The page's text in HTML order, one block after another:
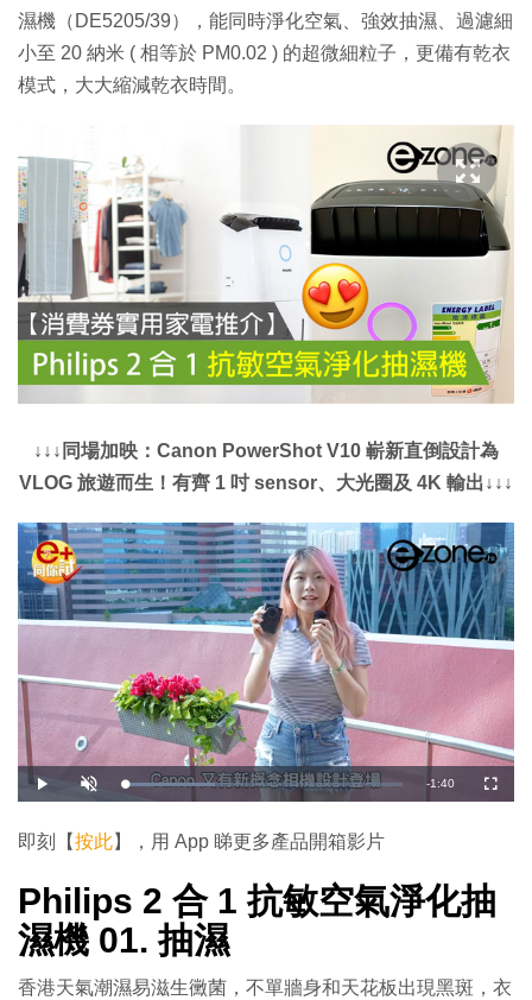
濕機（DE5205/39），能同時淨化空氣、強效抽濕、過濾細
小至 20 納米 ( 相等於 PM0.02 ) 的超微細粒子，更備有乾衣
模式，大大縮減乾衣時間。
↓↓↓同場加映：Canon PowerShot V10 嶄新直倒設計為
VLOG 旅遊而生！有齊 1 吋 sensor、大光圈及 4K 輸出↓↓↓
播
放
開
啟
載
入
3
0
%
剩
間
-1:40
全
螢
即刻【按此】，用 App 睇更多產品開箱影片
Philips 2 合 1 抗敏空氣淨化抽
濕機 01. 抽濕
香港天氣潮濕易滋生黴菌，不單牆身和天花板出現黑斑，衣